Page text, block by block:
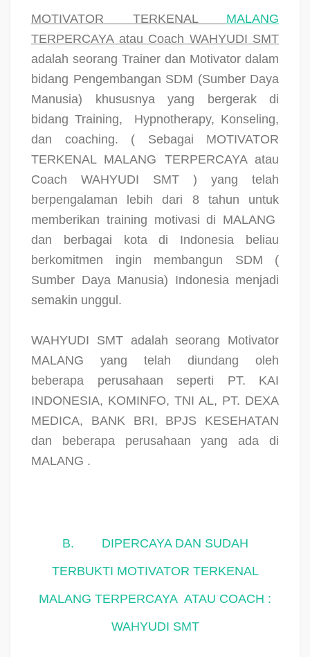
MOTIVATOR TERKENAL MALANG
TERPERCAYA atau Coach WAHYUDI SMT
adalah seorang Trainer dan Motivator dalam
bidang Pengembangan SDM (Sumber Daya
Manusia) khususnya yang bergerak di
bidang Training,
Hypnotherapy, Konseling,
dan coaching. ( Sebagai MOTIVATOR
TERKENAL MALANG TERPERCAYA atau
Coach WAHYUDI SMT ) yang telah
berpengalaman lebih dari 8 tahun untuk
memberikan training motivasi di MALANG
dan berbagai kota di Indonesia beliau
berkomitmen ingin membangun SDM (
Sumber Daya Manusia) Indonesia menjadi
semakin unggul.
WAHYUDI SMT adalah seorang Motivator
MALANG yang telah diundang oleh
beberapa perusahaan seperti PT. KAI
INDONESIA, KOMINFO, TNI AL, PT. DEXA
MEDICA, BANK BRI, BPJS KESEHATAN
dan beberapa perusahaan yang ada di
MALANG .
B.
DIPERCAYA DAN SUDAH
TERBUKTI MOTIVATOR TERKENAL
MALANG TERPERCAYA ATAU COACH :
WAHYUDI SMT